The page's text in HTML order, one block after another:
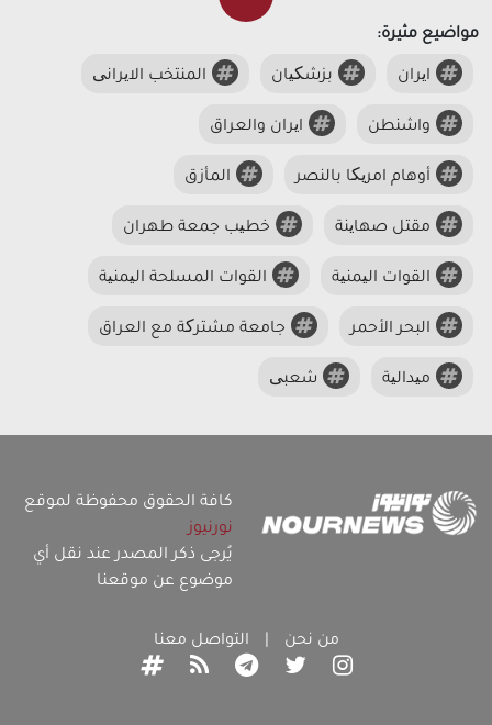
مواضيع مثيرة:
ایران بزشکیان المنتخب الایرانی
واشنطن ایران والعراق
أوهام امریکا بالنصر المأزق
مقتل صهاینة خطیب جمعة طهران
القوات الیمنیة القوات المسلحة الیمنیة
البحر الأحمر جامعة مشترکة مع العراق
میدالیة شعبی
كافة الحقوق محفوظة لموقع
نورنيوز
يُرجى ذكر المصدر عند نقل أي
موضوع عن موقعنا
من نحن التواصل معنا